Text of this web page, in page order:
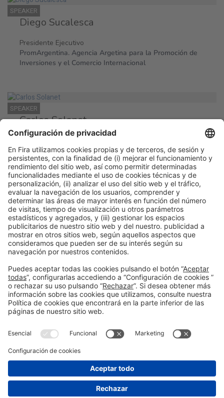
SPEAKER
Diego Sucalesca
Presidente Ejecutivo
PromArgentina. Agencia Argetina para la Promoción de
Inversiones y el Comercio Internacional
SPEAKER
Carlos Solanet
Director Comercial
La Rural S.A
SPEAKER
Carla Martín Bonito
Presidenta
COPAL
Información generalAviso legal
#ALIMENTARIA2028
en las redes sociales